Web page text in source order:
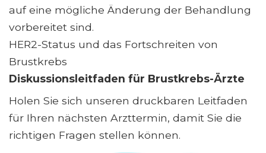
auf eine mögliche Änderung der Behandlung
vorbereitet sind.
HER2-Status und das Fortschreiten von
Brustkrebs
Diskussionsleitfaden für Brustkrebs-Ärzte
Holen Sie sich unseren druckbaren Leitfaden
für Ihren nächsten Arzttermin, damit Sie die
richtigen Fragen stellen können.